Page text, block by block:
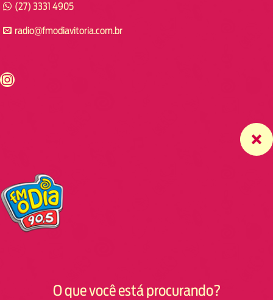
(27) 3331 4905
radio@fmodiavitoria.com.br
https://www.instagram.com/fmodia.cabofrio/
O que você está procurando?